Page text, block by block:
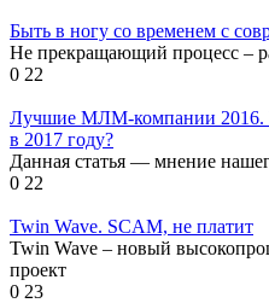
Быть в ногу со временем с
Не прекращающий процесс –
0 22
Лучшие МЛМ-компании 2016.
в 2017 году?
Данная статья — мнение
0 22
Twin Wave. SCAM, не платит
Twin Wave – новый
проект
0 23